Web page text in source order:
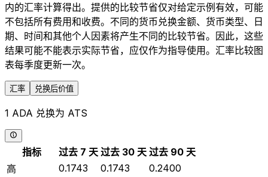
内的汇率计算得出。提供的比较节省仅对给定示例有效，可能
不包括所有费用和收费。不同的货币兑换金额、货币类型、日
期、时间和其他个人因素将产生不同的比较节省。因此，这些
结果可能不能表示实际节省，应仅作为指导使用。汇率比较图
表每季度更新一次。
汇率 兑换后价值
1 ADA 兑换为 ATS
指标 过去 7 天 过去 30 天 过去 90 天
高
0.1743 0.1743
0.2400